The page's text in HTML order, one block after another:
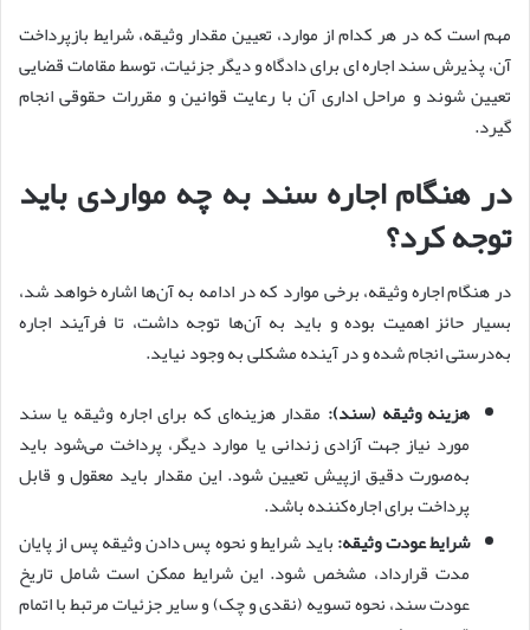
مهم است که در هر کدام از موارد، تعیین مقدار وثیقه، شرایط بازپرداخت
آن، پذیرش سند اجاره ای برای دادگاه و دیگر جزئیات، توسط مقامات قضایی
تعیین شوند و مراحل اداری آن با رعایت قوانین و مقررات حقوقی انجام
گیرد.
در هنگام اجاره سند به چه مواردی باید
توجه کرد؟
در هنگام اجاره وثیقه، برخی موارد که در ادامه به آن‌ها اشاره خواهد شد،
بسیار حائز اهمیت بوده و باید به آن‌ها توجه داشت، تا فرآیند اجاره
به‌درستی انجام شده و در آینده مشکلی به وجود نیاید.
هزینه وثیقه (سند): مقدار هزینه‌ای که برای اجاره وثیقه یا سند
مورد نیاز جهت آزادی زندانی یا موارد دیگر، پرداخت می‌شود باید
به‌صورت دقیق ازپیش تعیین شود. این مقدار باید معقول و قابل
پرداخت برای اجاره‌کننده باشد.
شرایط عودت وثیقه:باید شرایط و نحوه پس ‌دادن وثیقه پس از پایان
مدت قرارداد، مشخص شود. این شرایط ممکن است شامل تاریخ
عودت سند، نحوه تسویه (نقدی و چک) و سایر جزئیات مرتبط با اتمام